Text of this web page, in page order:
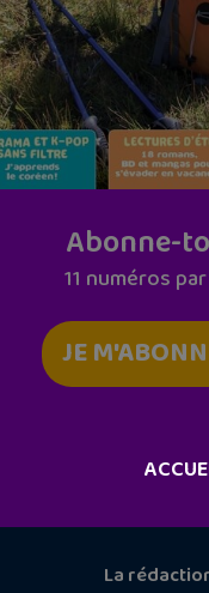
Abonne-
11 numéros
JE
La